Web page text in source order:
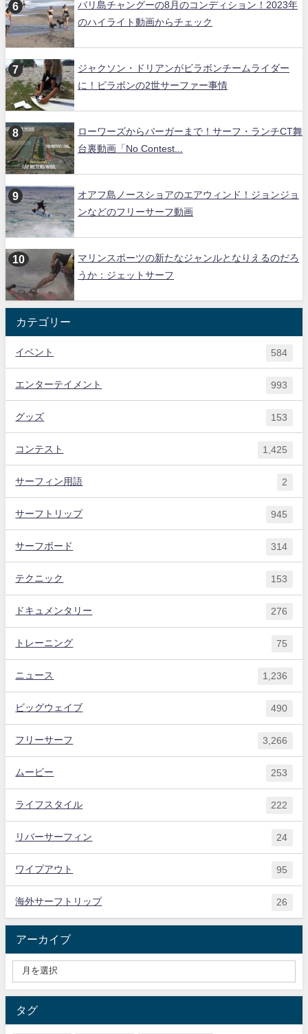
バリ島チャングーの8月のコンディション！2023年
のハイライト動画からチェック
ジャクソン・ドリアンがビラボンチームライダー
に！ビラボンの2世サーファー事情
ローワーズからバーガーまで！サーフ・ランチCT舞
台裏動画「No Contest...
オアフ島ノースショアのエアウィンド！ジョンジョ
ンなどのフリーサーフ動画
マリンスポーツの新たなジャンルとなりえるのだろ
うか：ジェットサーフ
カテゴリー
イベント 584
エンターテイメント 993
グッズ 153
コンテスト 1,425
サーフィン用語 2
サーフトリップ 945
サーフボード 314
テクニック 153
ドキュメンタリー 276
トレーニング 75
ニュース 1,236
ビッグウェイブ 490
フリーサーフ 3,266
ムービー 253
ライフスタイル 222
リバーサーフィン 24
ワイプアウト 95
海外サーフトリップ 26
アーカイブ
タグ